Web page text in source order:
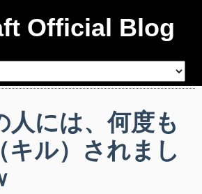
Official Blog
人には、何度も
キル）されまし